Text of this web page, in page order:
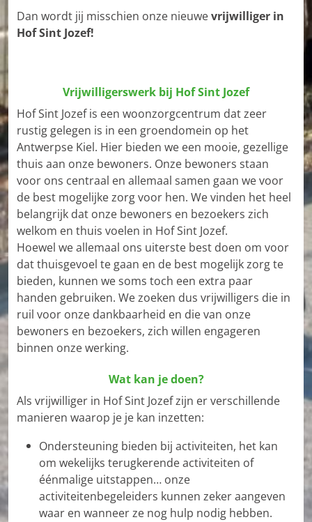
Dan wordt jij misschien onze nieuwevrijwilliger in
Hof Sint Jozef!
Vrijwilligerswerk bij Hof Sint Jozef
Hof Sint Jozef is een woonzorgcentrum dat zeer
rustig gelegen is in een groendomein op het
Antwerpse Kiel. Hier bieden we een mooie, gezellige
thuis aan onze bewoners. Onze bewoners staan
voor ons centraal en allemaal samen gaan we voor
de best mogelijke zorg voor hen. We vinden het heel
belangrijk dat onze bewoners en bezoekers zich
welkom en thuis voelen in Hof Sint Jozef.
Hoewel we allemaal ons uiterste best doen om voor
dat thuisgevoel te gaan en de best mogelijk zorg te
bieden, kunnen we soms toch een extra paar
handen gebruiken. We zoeken dus vrijwilligers die in
ruil voor onze dankbaarheid en die van onze
bewoners en bezoekers, zich willen engageren
binnen onze werking.
Wat kan je doen?
Als vrijwilliger in Hof Sint Jozef zijn er verschillende
manieren waarop je je kan inzetten:
Ondersteuning bieden bij activiteiten, het kan
om wekelijks terugkerende activiteiten of
éénmalige uitstappen… onze
activiteitenbegeleiders kunnen zeker aangeven
waar en wanneer ze nog hulp nodig hebben.